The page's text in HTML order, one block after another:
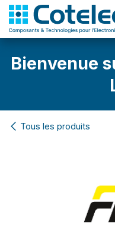
Bienvenue
Tous les produits